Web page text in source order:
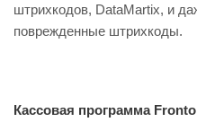
штрихкодов, DataMartix, и
поврежденные штрихкоды.
Кассовая программа